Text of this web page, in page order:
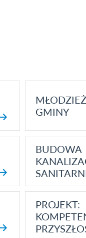
GMINY
BUDOWA
PROJEKT: